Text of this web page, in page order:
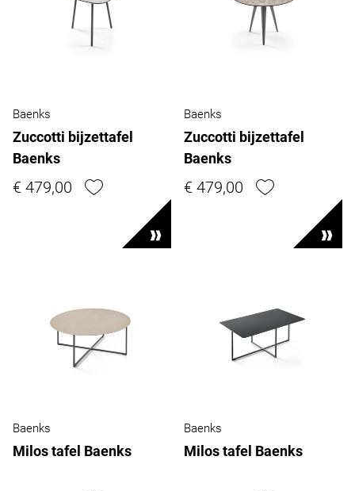
Baenks
Zuccotti bijzettafel
Baenks
€ 479,00
Baenks
Zuccotti bijzettafel
Baenks
€ 479,00
Baenks
Milos tafel Baenks
Baenks
Milos tafel Baenks